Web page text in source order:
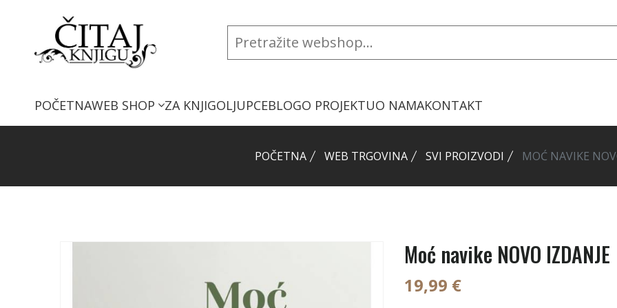
POČETNAWEB SHOP ZA KNJIGOLJUPCEBLOGO PROJEKTUO NAMAKONTAKT
POČETNA WEB TRGOVINA SVI PROIZVODI MOĆ NAVIKE
Moć navike NOVO IZDANJE
19,99 €